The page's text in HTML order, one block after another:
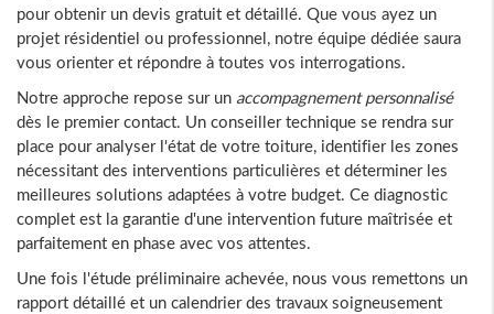
pour obtenir un devis gratuit et détaillé. Que vous ayez un
projet résidentiel ou professionnel, notre équipe dédiée saura
vous orienter et répondre à toutes vos interrogations.
Notre approche repose sur un accompagnement personnalisé
dès le premier contact. Un conseiller technique se rendra sur
place pour analyser l'état de votre toiture, identifier les zones
nécessitant des interventions particulières et déterminer les
meilleures solutions adaptées à votre budget. Ce diagnostic
complet est la garantie d'une intervention future maîtrisée et
parfaitement en phase avec vos attentes.
Une fois l'étude préliminaire achevée, nous vous remettons un
rapport détaillé et un calendrier des travaux soigneusement